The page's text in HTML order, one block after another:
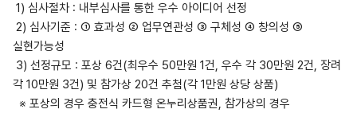
1) 심사절차 : 내부심사를 통한 우수 아이디어 선정
2) 심사기준 : ① 효과성 ② 업무연관성 ③ 구체성 ④ 창의성 ⑤
실현가능성
3) 선정규모 : 포상 6건(최우수 50만원 1건, 우수 각 30만원 2건, 장려
각 10만원 3건) 및 참가상 20건 추첨(각 1만원 상당 상품)
※ 포상의 경우 충전식 카드형 온누리상품권, 참가상의 경우